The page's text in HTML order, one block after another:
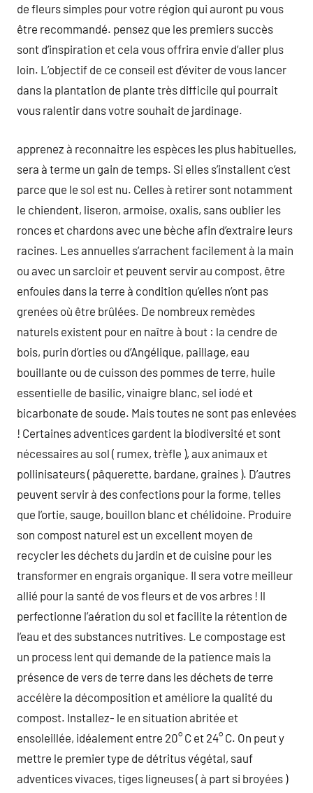
de fleurs simples pour votre région qui auront pu vous
être recommandé. pensez que les premiers succès
sont d’inspiration et cela vous offrira envie d’aller plus
loin. L’objectif de ce conseil est d’éviter de vous lancer
dans la plantation de plante très difficile qui pourrait
vous ralentir dans votre souhait de jardinage.
apprenez à reconnaitre les espèces les plus habituelles,
sera à terme un gain de temps. Si elles s’installent c’est
parce que le sol est nu. Celles à retirer sont notamment
le chiendent, liseron, armoise, oxalis, sans oublier les
ronces et chardons avec une bèche afin d’extraire leurs
racines. Les annuelles s’arrachent facilement à la main
ou avec un sarcloir et peuvent servir au compost, être
enfouies dans la terre à condition qu’elles n’ont pas
grenées où être brûlées. De nombreux remèdes
naturels existent pour en naître à bout : la cendre de
bois, purin d’orties ou d’Angélique, paillage, eau
bouillante ou de cuisson des pommes de terre, huile
essentielle de basilic, vinaigre blanc, sel iodé et
bicarbonate de soude. Mais toutes ne sont pas enlevées
! Certaines adventices gardent la biodiversité et sont
nécessaires au sol ( rumex, trèfle ), aux animaux et
pollinisateurs ( pâquerette, bardane, graines ). D’autres
peuvent servir à des confections pour la forme, telles
que l’ortie, sauge, bouillon blanc et chélidoine. Produire
son compost naturel est un excellent moyen de
recycler les déchets du jardin et de cuisine pour les
transformer en engrais organique. Il sera votre meilleur
allié pour la santé de vos fleurs et de vos arbres ! Il
perfectionne l’aération du sol et facilite la rétention de
l’eau et des substances nutritives. Le compostage est
un process lent qui demande de la patience mais la
présence de vers de terre dans les déchets de terre
accélère la décomposition et améliore la qualité du
compost. Installez- le en situation abritée et
ensoleillée, idéalement entre 20° C et 24° C. On peut y
mettre le premier type de détritus végétal, sauf
adventices vivaces, tiges ligneuses ( à part si broyées )